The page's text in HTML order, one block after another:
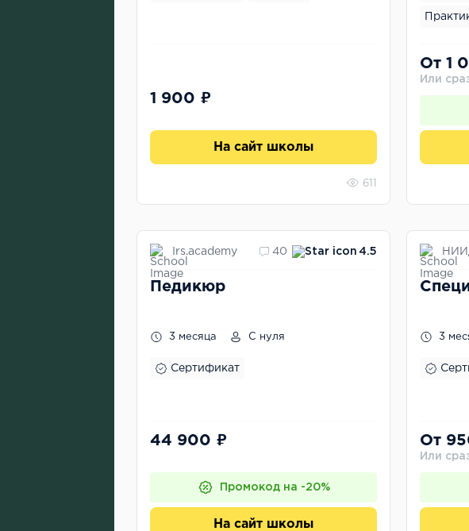
1 900 ₽
На сайт школы
611
От 1
Или
Irs.academy 40 4.5
Педикюр
3 месяца С нуля
Сертификат
44 900 ₽
Промокод на -20%
На сайт школы
3
От
Или